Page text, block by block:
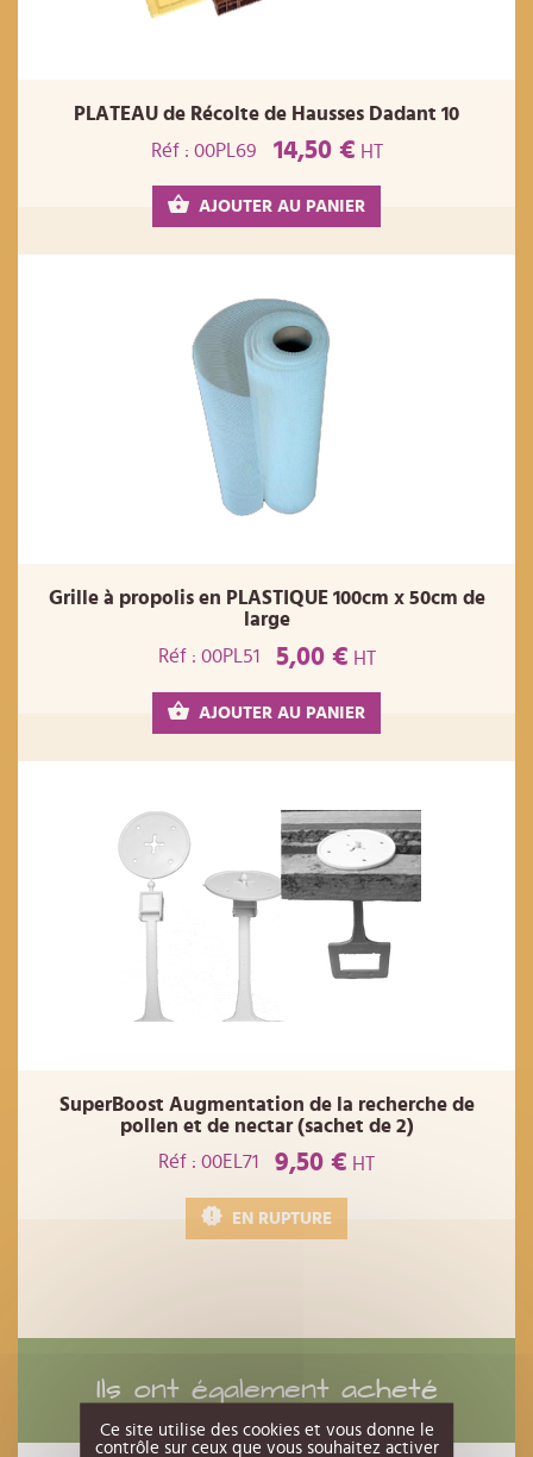
PLATEAU de Récolte de Hausses Dadant 10
Réf : 00PL69
14,50 € HT
AJOUTER AU PANIER
Grille à propolis en PLASTIQUE 100cm x 50cm de
large
Réf : 00PL51
5,00 € HT
AJOUTER AU PANIER
SuperBoost Augmentation de la recherche de
pollen et de nectar (sachet de 2)
Réf : 00EL71
9,50 € HT
EN RUPTURE
Ils ont également acheté
Ce site utilise des cookies et vous donne le
contrôle sur ceux que vous souhaitez activer